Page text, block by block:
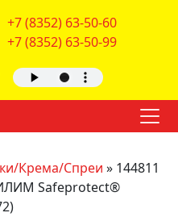
+7 (8352) 63-50-60
+7 (8352) 63-50-99
Крема/Спреи » 144811
Safeprotect®